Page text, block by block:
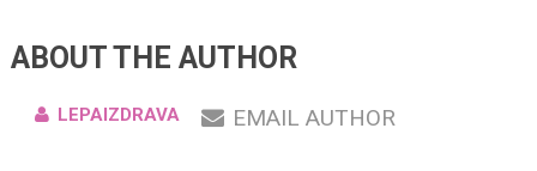
ABOUT THE AUTHOR
LEPAIZDRAVA EMAIL AUTHOR